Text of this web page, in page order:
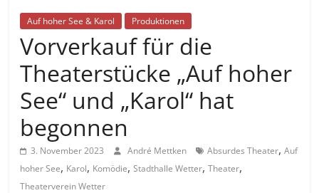
Auf hoher See & Karol Produktionen
Vorverkauf für die
Theaterstücke „Auf hoher
See“ und „Karol“ hat
begonnen
3. November 2023 André Mettken Absurdes Theater,Auf
hoher See, Karol, Komödie,Stadthalle Wetter,Theater,
Theaterverein Wetter